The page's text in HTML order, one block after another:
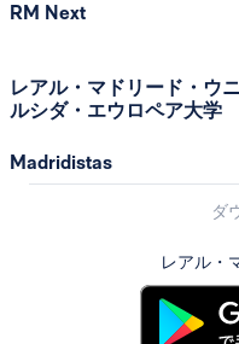
RM Next
レアル・マドリード・ウ
ルシダ・エウロペア大学
Madridistas
ダ
レアル・